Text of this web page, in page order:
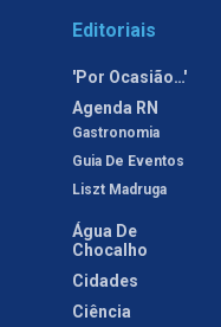
Editoriais
'Por Ocasião…'
Agenda RN
Gastronomia
Guia De Eventos
Liszt Madruga
Água De
Chocalho
Cidades
Ciência